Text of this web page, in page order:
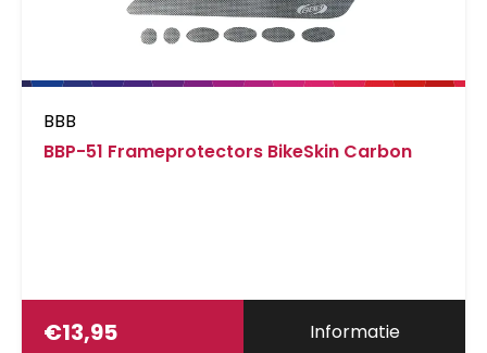
BBB
BBP-51 Frameprotectors BikeSkin Carbon
€13,95 Informatie